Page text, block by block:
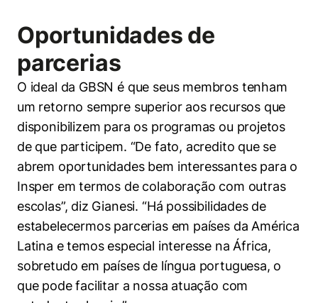
Oportunidades de
parcerias
O ideal da GBSN é que seus membros tenham
um retorno sempre superior aos recursos que
disponibilizem para os programas ou projetos
de que participem. “De fato, acredito que se
abrem oportunidades bem interessantes para o
Insper em termos de colaboração com outras
escolas”, diz Gianesi. “Há possibilidades de
estabelecermos parcerias em países da América
Latina e temos especial interesse na África,
sobretudo em países de língua portuguesa, o
que pode facilitar a nossa atuação com